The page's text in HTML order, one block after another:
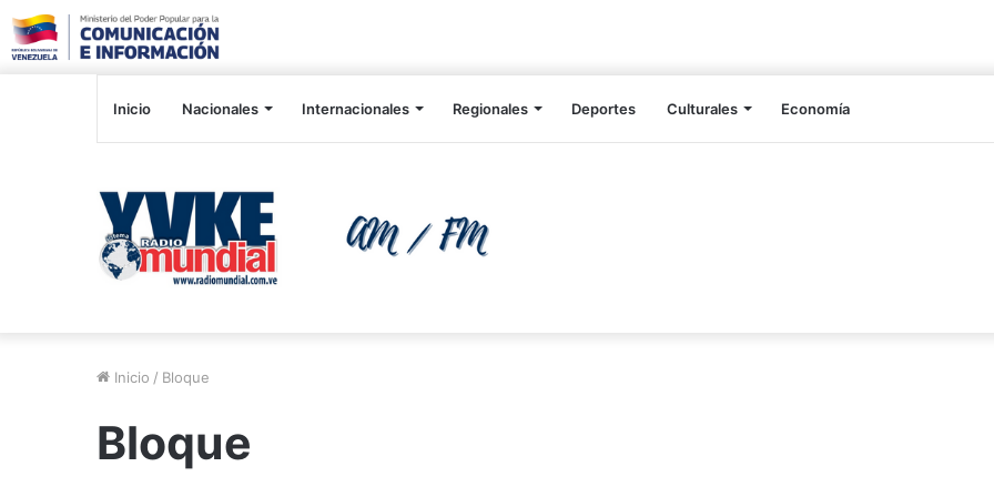
Inicio Nacionales Internacionales Regionales Deportes Culturales Economía
Inicio / Bloque
Bloque